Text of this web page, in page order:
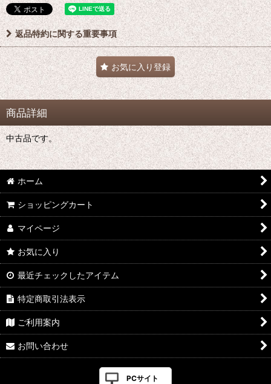
返品特約に関する重要事項
お気に入り登録
商品詳細
中古品です。
ホーム
ショッピングカート
マイページ
お気に入り
最近チェックしたアイテム
特定商取引法表示
ご利用案内
お問い合わせ
PCサイト